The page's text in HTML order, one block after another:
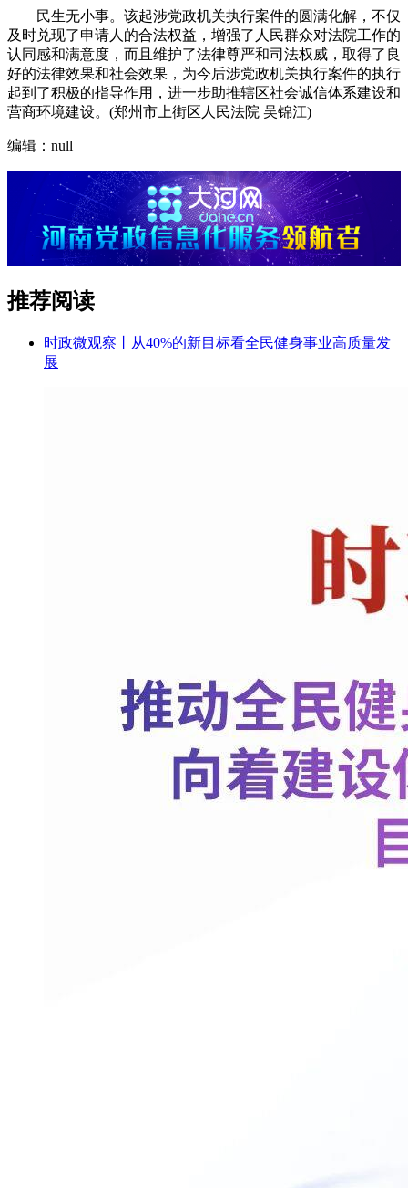
民生无小事。该起涉党政机关执行案件的圆满化解，不仅
及时兑现了申请人的合法权益，增强了人民群众对法院工作的
认同感和满意度，而且维护了法律尊严和司法权威，取得了良
好的法律效果和社会效果，为今后涉党政机关执行案件的执行
起到了积极的指导作用，进一步助推辖区社会诚信体系建设和
营商环境建设。(郑州市上街区人民法院 吴锦江)
编辑：null
推荐阅读
时政微观察丨从40%的新目标看全民健身事业高质量发
展